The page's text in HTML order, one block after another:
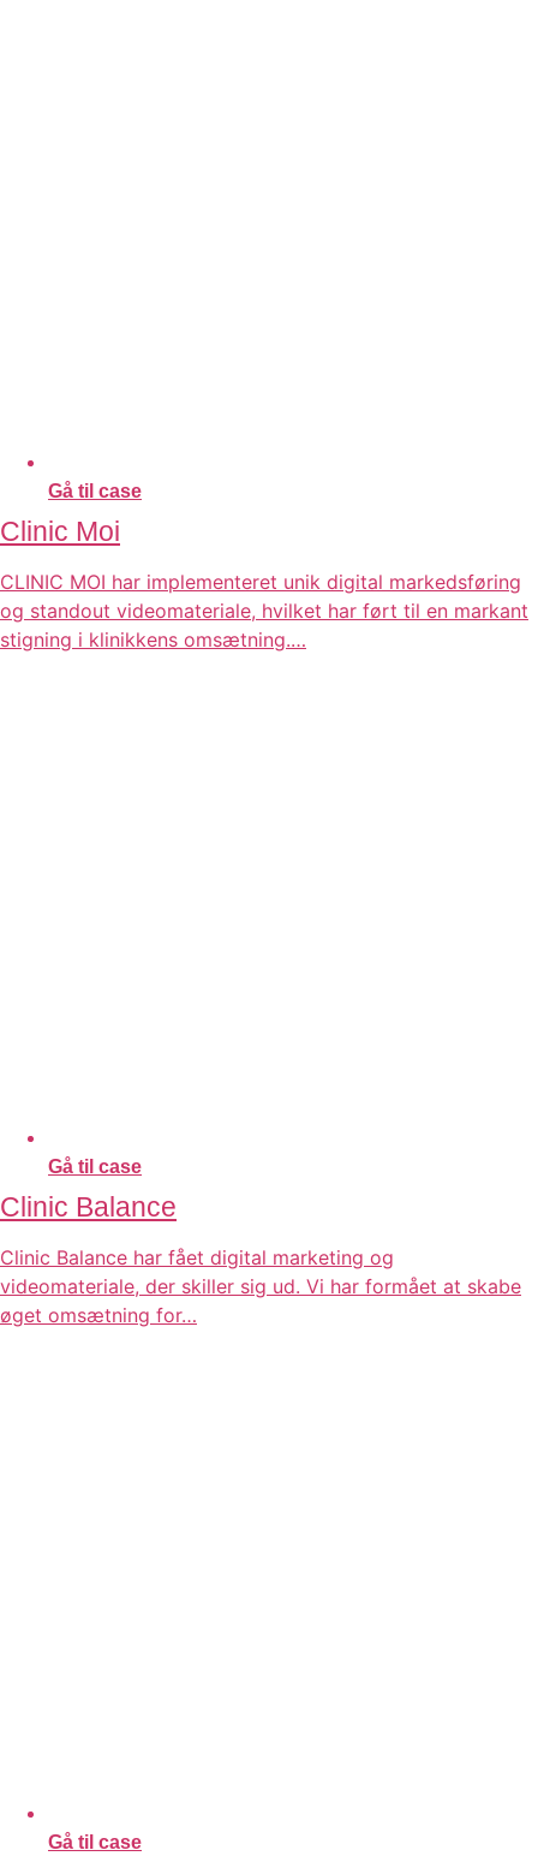
Gå til case
Clinic Moi
CLINIC MOI har implementeret unik digital markedsføring
og standout videomateriale, hvilket har ført til en markant
stigning i klinikkens omsætning.…
Gå til case
Clinic Balance
Clinic Balance har fået digital marketing og
videomateriale, der skiller sig ud. Vi har formået at skabe
øget omsætning for…
Gå til case